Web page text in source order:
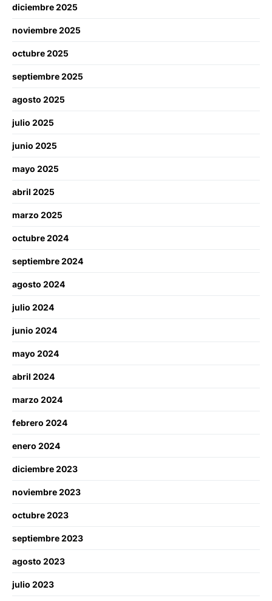
diciembre 2025
noviembre 2025
octubre 2025
septiembre 2025
agosto 2025
julio 2025
junio 2025
mayo 2025
abril 2025
marzo 2025
octubre 2024
septiembre 2024
agosto 2024
julio 2024
junio 2024
mayo 2024
abril 2024
marzo 2024
febrero 2024
enero 2024
diciembre 2023
noviembre 2023
octubre 2023
septiembre 2023
agosto 2023
julio 2023